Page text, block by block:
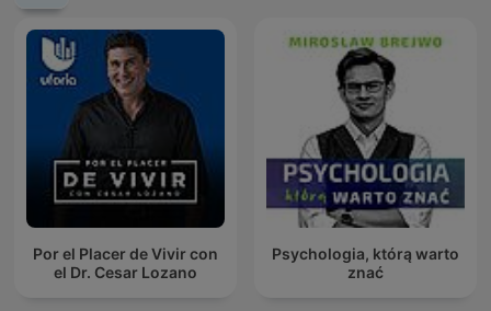
Por el Placer de Vivir con
el Dr. Cesar Lozano
Psychologia, którą warto
znać